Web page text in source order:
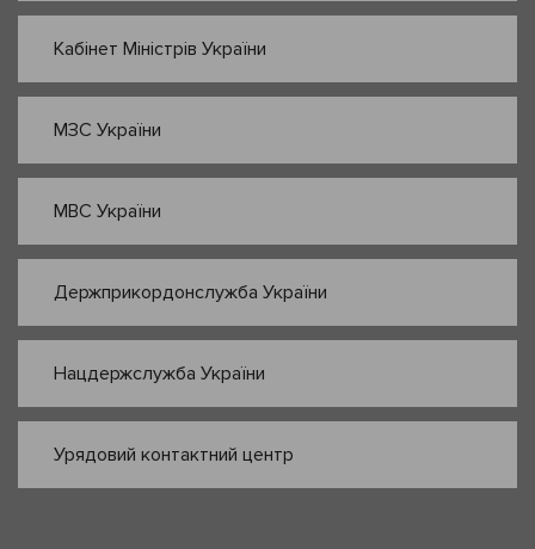
Кабінет Міністрів України
МЗС України
МВС України
Держприкордонслужба України
Нацдержслужба України
Урядовий контактний центр